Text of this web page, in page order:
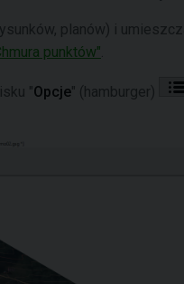
planów) i
punktów"
"Opcje" (hamburger)